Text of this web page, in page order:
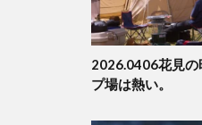
2026.0406花見の
プ場は熱い。